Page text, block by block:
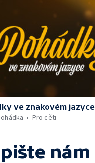
ve znakovém jazyce
Pro děti
nám